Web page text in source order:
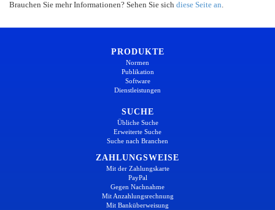
Brauchen Sie mehr Informationen? Sehen Sie sich diese Seite an
PRODUKTE
Normen
Publikation
Software
Dienstleistungen
SUCHE
Übliche Suche
Erweiterte Suche
Suche nach Branchen
ZAHLUNGSWEISE
Mit der Zahlungskarte
PayPal
Gegen Nachnahme
Mit Anzahlungsrechnung
Mit Banküberweisung